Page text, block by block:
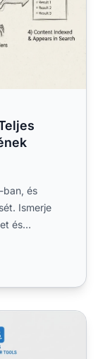
ban, és
Ismerje
és
Teljes